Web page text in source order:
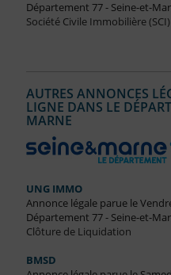
Département 77 - Seine-et-
Société Civile Immobilière (SCI)
AUTRES ANNONCES
LIGNE DANS LE
MARNE
UNG IMMO
Annonce légale parue le
Département 77 - Seine-et-
Clôture de Liquidation
BMSD